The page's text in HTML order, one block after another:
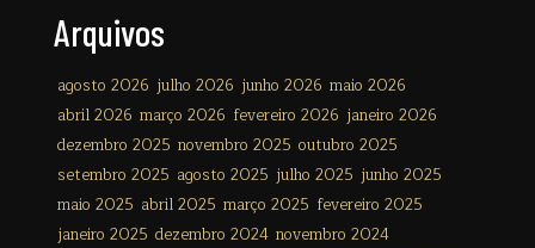
Arquivos
agosto 2026 julho 2026 junho 2026 maio 2026
abril 2026 março 2026 fevereiro 2026 janeiro 2026
dezembro 2025 novembro 2025 outubro 2025
setembro 2025 agosto 2025 julho 2025 junho 2025
maio 2025 abril 2025 março 2025 fevereiro 2025
janeiro 2025 dezembro 2024 novembro 2024